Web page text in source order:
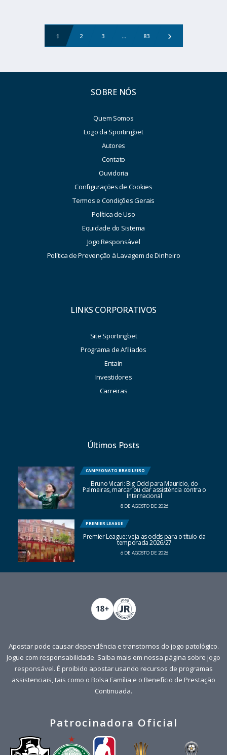
1 2 3 ... 83
SOBRE NÓS
Quem Somos
Logo da Sportingbet
Autores
Contato
Ouvidoria
Configurações de Cookies
Termos e Condições Gerais
Política de Uso
Equidade do Sistema
Jogo Responsável
Política de Prevenção à Lavagem de Dinheiro
LINKS CORPORATIVOS
Site Sportingbet
Programa de Afiliados
Entain
Investidores
Carreiras
Últimos Posts
CAMPEONATO BRASILEIRO
Bruno Vicari: Big Odd para Mauricio, do
Palmeiras, marcar ou dar assistência contra o
Internacional
8 DE AGOSTO DE 2026
PREMIER LEAGUE
Premier League: veja as odds para o título da
temporada 2026/27
6 DE AGOSTO DE 2026
Apostar pode causar dependência e transtornos do jogo patológico.
Jogue com responsabilidade. Saiba mais em nossa página sobre jogo
responsável. É proibido apostar usando recursos de programas
assistenciais, tais como o Bolsa Família e o Benefício de Prestação
Continuada.
Patrocinadora Oficial